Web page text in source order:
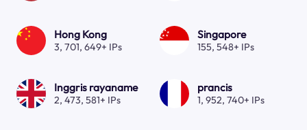
Hong Kong
3, 701, 649+ IPs
Singapore
155, 548+ IPs
Inggris rayaname
2, 473, 581+ IPs
prancis
1, 952, 740+ IPs